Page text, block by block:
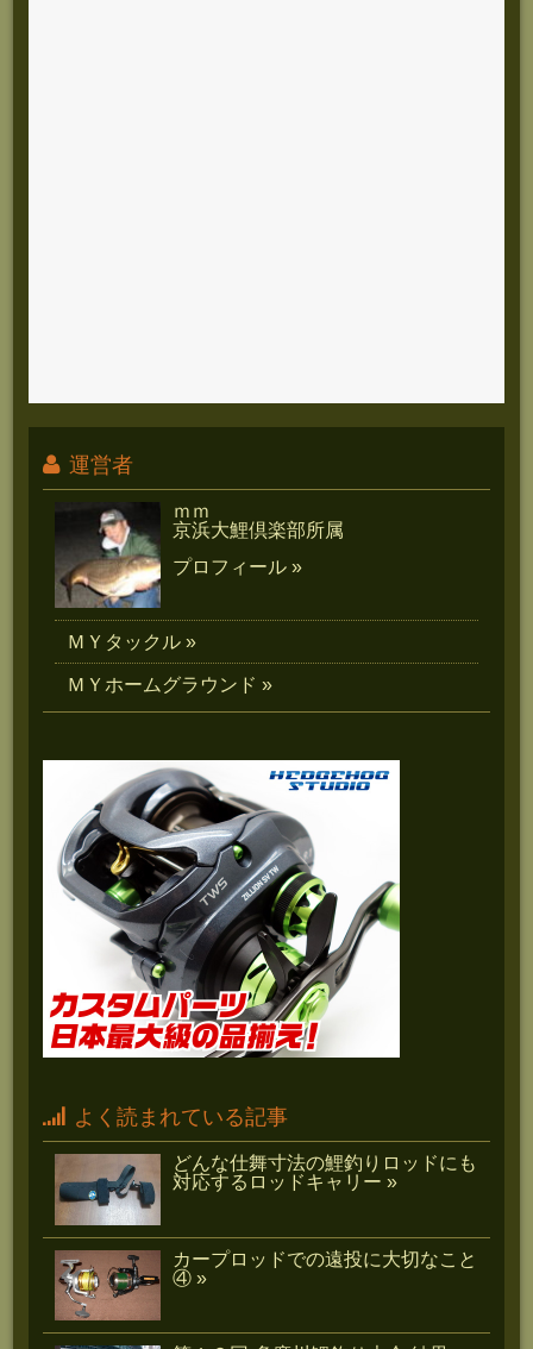
運営者
ｍｍ
京浜大鯉倶楽部所属
プロフィール »
ＭＹタックル »
ＭＹホームグラウンド »
よく読まれている記事
どんな仕舞寸法の鯉釣りロッドにも
対応するロッドキャリー »
カープロッドでの遠投に大切なこと
④ »